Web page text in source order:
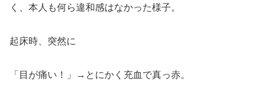
く、本人も何ら違和感はなかった様子。
起床時、突然に
「目が痛い！」→とにかく充血で真っ赤。